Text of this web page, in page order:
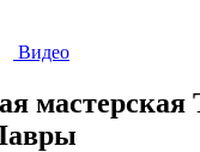
Видео
мастерская